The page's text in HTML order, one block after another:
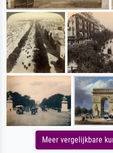
Meer vergelijkbare